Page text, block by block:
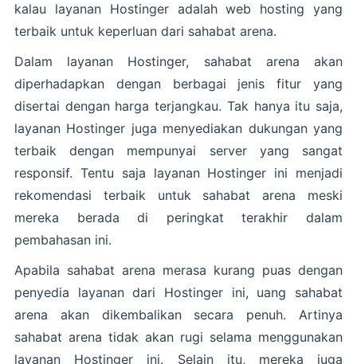
kalau layanan Hostinger adalah web hosting yang
terbaik untuk keperluan dari sahabat arena.
Dalam layanan Hostinger, sahabat arena akan
diperhadapkan dengan berbagai jenis fitur yang
disertai dengan harga terjangkau. Tak hanya itu saja,
layanan Hostinger juga menyediakan dukungan yang
terbaik dengan mempunyai server yang sangat
responsif. Tentu saja layanan Hostinger ini menjadi
rekomendasi terbaik untuk sahabat arena meski
mereka berada di peringkat terakhir dalam
pembahasan ini.
Apabila sahabat arena merasa kurang puas dengan
penyedia layanan dari Hostinger ini, uang sahabat
arena akan dikembalikan secara penuh. Artinya
sahabat arena tidak akan rugi selama menggunakan
layanan Hostinger ini. Selain itu, mereka juga